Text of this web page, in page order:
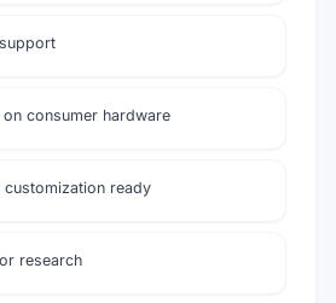
consumer hardware
customization ready
research